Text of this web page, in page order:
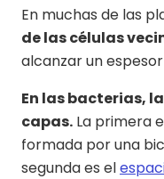
En muchas de las
de las células
alcanzar un
En las bacterias,
capas. La primera
formada por una
segunda es el